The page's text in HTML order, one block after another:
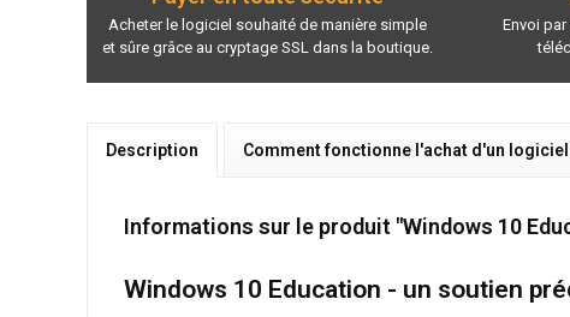
Acheter le logiciel souhaité de manière simple
et sûre grâce au cryptage SSL dans la boutique.
Envoi
Description Comment fonctionne l'achat d'un logiciel
Informations sur le produit "Windows 10
Windows 10 Education - un soutien